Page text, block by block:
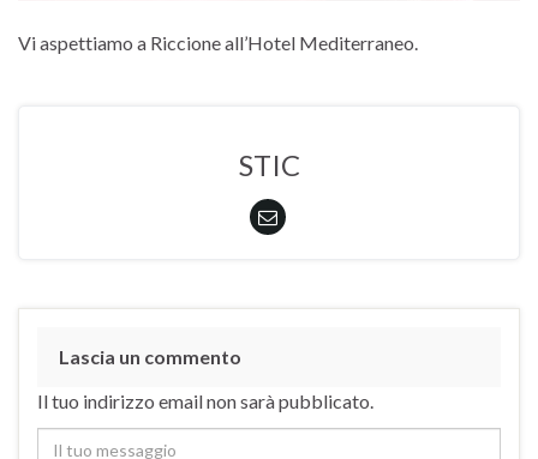
Vi aspettiamo a Riccione all’Hotel Mediterraneo.
STIC
Lascia un commento
Il tuo indirizzo email non sarà pubblicato.